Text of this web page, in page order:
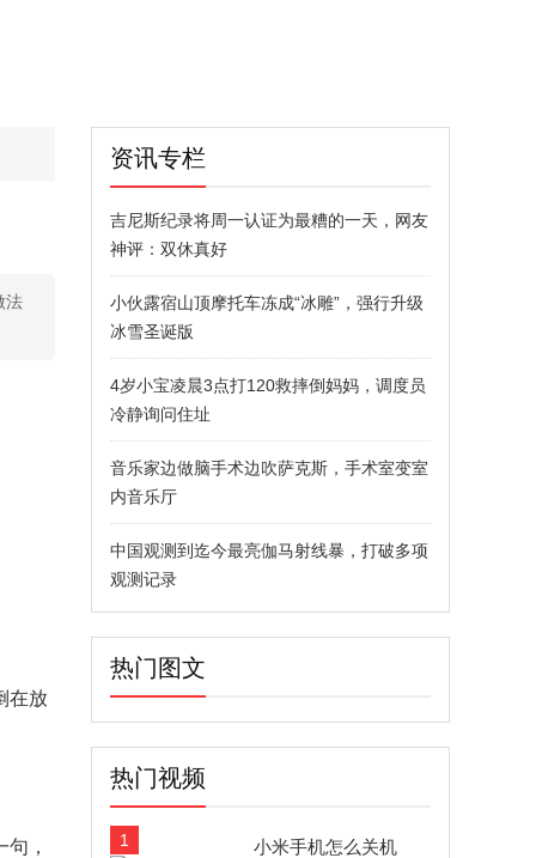
法
在放
，
资讯专栏
吉尼斯纪录将周一认证为最糟的一天，网友
神评：双休真好
小伙露宿山顶摩托车冻成“冰雕”，强行升级
冰雪圣诞版
4岁小宝凌晨3点打120救摔倒妈妈，调度员
冷静询问住址
音乐家边做脑手术边吹萨克斯，手术室变室
内音乐厅
中国观测到迄今最亮伽马射线暴，打破多项
观测记录
热门图文
热门视频
1 小米手机怎么关机